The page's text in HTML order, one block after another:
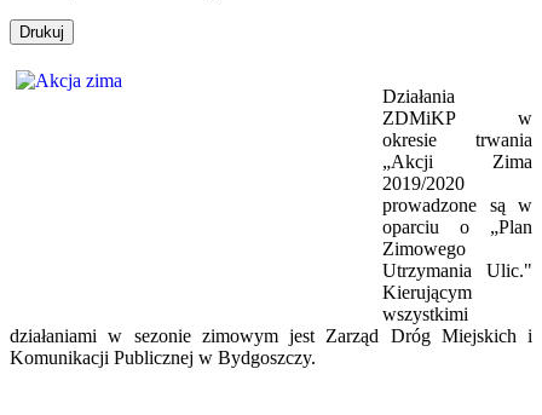
Drukuj
Działania
ZDMiKP w
okresie trwania
„Akcji Zima
2019/2020
prowadzone są w
oparciu o „Plan
Zimowego
Utrzymania Ulic."
Kierującym
wszystkimi
działaniami w sezonie zimowym jest Zarząd Dróg Miejskich i
Komunikacji Publicznej w Bydgoszczy.